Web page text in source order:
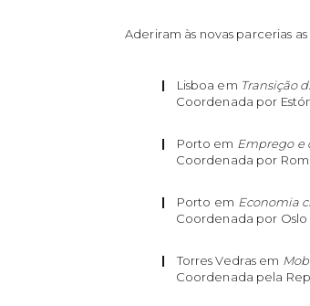
Aderiram às novas parcerias
| Lisboa em Transição
Coordenada por
| Porto em Emprego e
Coordenada por
| Porto em Economia
Coordenada por Oslo
| Torres Vedras em
Coordenada pela